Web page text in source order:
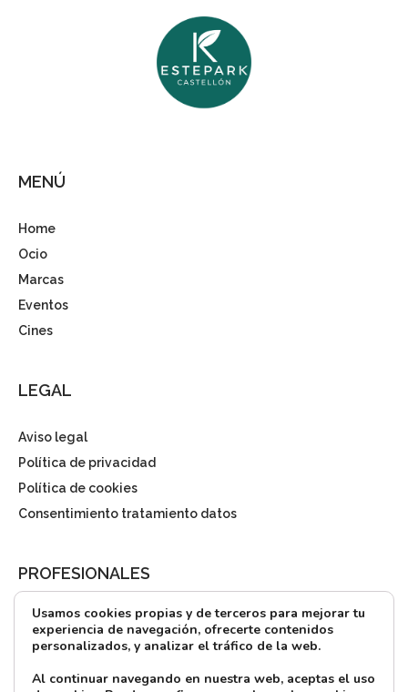
MENÚ
Home
Ocio
Marcas
Eventos
Cines
LEGAL
Aviso legal
Política de privacidad
Política de cookies
Consentimiento tratamiento datos
PROFESIONALES
¿Quieres alquilar?
Prensa
Directorio
Usamos cookies propias y de terceros para mejorar tu
experiencia de navegación, ofrecerte contenidos
personalizados, y analizar el tráfico de la web.
Al continuar navegando en nuestra web, aceptas el uso